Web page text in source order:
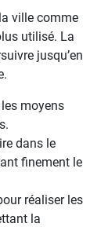
ville comme
utilisé. La
jusqu’en
moyens
dans le
finement le
réaliser les
la